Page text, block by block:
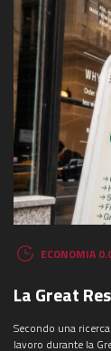
ECONOMIA
La Great
Secondo una
lavoro durante la